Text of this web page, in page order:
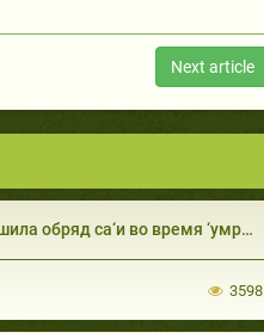
Next article
во время ‘умры при паломничестве таматту‘
3598